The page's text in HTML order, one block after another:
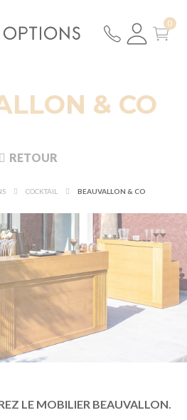
& CO
RETOUR
COCKTAIL BEAUVALLON & CO
LE MOBILIER BEAUVALLON.